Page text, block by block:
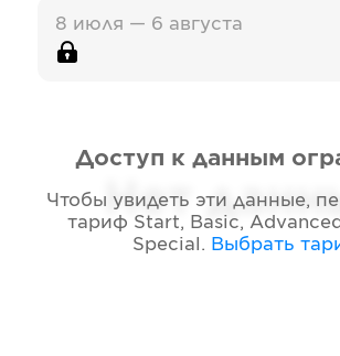
8 июля — 6 августа
Нет
Доступ к данным
Чтобы увидеть эти данные,
тариф Start, Basic,
Special . Выбрать